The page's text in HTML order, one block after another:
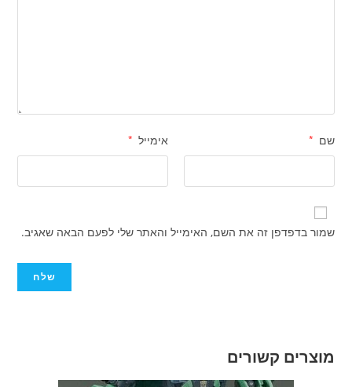
שם * אימייל *
שמור בדפדפן זה את השם, האימייל והאתר שלי לפעם הבאה שאגיב.
מוצרים קשורים